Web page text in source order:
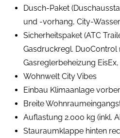
Dusch-Paket
und -vorhang, City-
Sicherheitspaket (ATC
Gasdruckregl. DuoControl
Gasreglerbeheizung
Wohnwelt City Vibes
Einbau Klimaanlage
Breite
Auflastung 2.000 kg (inkl.
Stauraumklappe hinten